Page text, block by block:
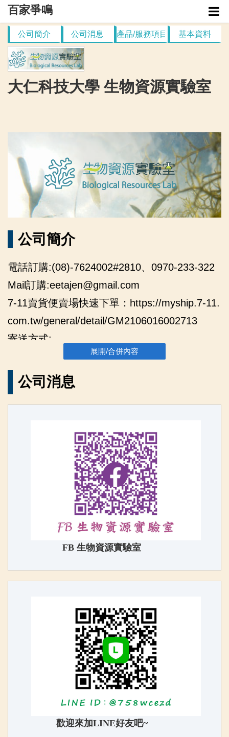
百家爭鳴
管理介面
企業列表
公司簡介 公司消息 產品/服務項目 基本資料
大仁科技大學 生物資源實驗室
公司簡介
電話訂購:(08)-7624002#2810、0970-233-322
Mail訂購:eetajen@gmail.com
7-11賣貨便賣場快速下單：https://myship.7-11.
com.tw/general/detail/GM2106016002713
寄送方式:
✅匯款後寄出（可賣貨便下單後填寫匯款資訊）
✅超商店到店（賣貨便直接下單更快速方便）
✅黑貓宅配（可賣貨便下單後填寫宅配資訊）
展開/合併內容
公司消息
FB 生物資源實驗室
歡迎來加LINE好友吧~